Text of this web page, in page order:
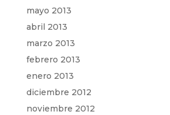
mayo 2013
abril 2013
marzo 2013
febrero 2013
enero 2013
diciembre 2012
noviembre 2012